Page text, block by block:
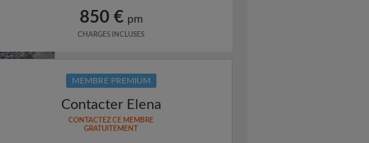
850 € pm
CHARGES INCLUSES
MEMBRE PREMIUM
Contacter Elena
CONTACTEZ CE MEMBRE
GRATUITEMENT